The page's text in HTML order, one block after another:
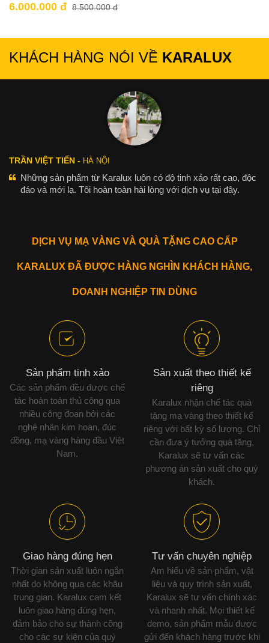
6.000.000 đ 8.500.000 đ
KHÁCH HÀNG NÓI VỀ KARALUX
TRẦN VIỆT TIẾN - HÀ NỘI
Những sản phẩm từ Karalux luôn có độ tinh xảo rất cao, độc
đáo và mới lạ. Tôi hoàn toàn hài lòng với dịch vụ tại đây.
DỊCH VỤ MẠ VÀNG VÀ QUÀ TẶNG CAO CẤP
KARALUX ĐÃ ĐƯỢC HÀNG NGHÌN KHÁCH HÀNG,
DOANH NGHIỆP TIN DÙNG
Sản phẩm tinh xảo
Các sản phẩm đều được chế
tác hoàn toàn thủ công qua
nhiều công đoạn bởi các
nghệ nhân kim hoàn, đúc
đồng, mạ vàng hàng đầu Việt
Nam.
Sản xuất theo thiết kế
riêng
Karalux nhận chế tác quà
tặng mạ vàng theo thiết kế
riêng với bất kỳ số lượng. Chỉ
cần đưa ý tưởng quà tặng,
Karalux sẽ tư vấn các
phương án sản xuất cho quý
khách.
Giao hàng đúng hẹn
Thời gian sản xuất luôn ngắn
nhất do không qua các khâu
trung gian. Karalux cam kết
luôn giao hàng đúng hẹn,
đảm bảo cho sự thành công
cho các sự kiện của quý
Tư vấn chuyên nghiệp
Am hiểu về sản phẩm, vật
liệu và quy trình sản xuất,
Karalux sẽ tư vấn chính xác
và nhanh nhất. Mọi thiết kế
demo, sản phẩm mẫu được
gửi đến khách hàng trước khi